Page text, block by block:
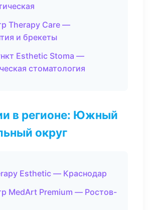
Therapy Care —
и брекеты
Esthetic Stoma —
стоматология
в регионе: Южный
округ
Esthetic — Краснодар
MedArt Premium — Ростов-